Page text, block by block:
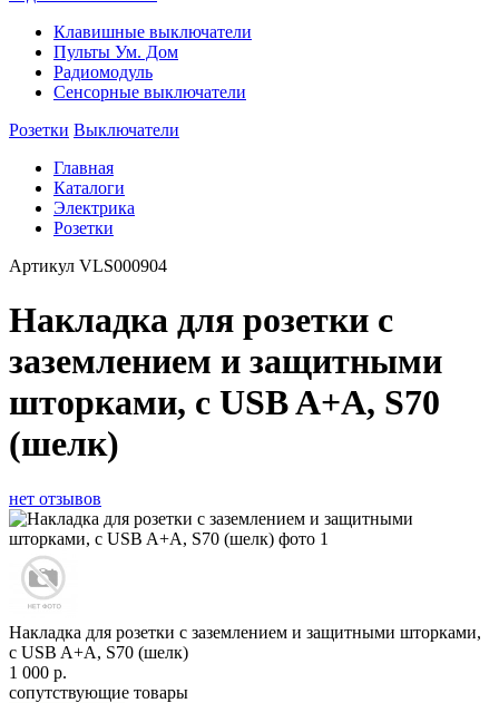
Клавишные выключатели
Пульты Ум. Дом
Радиомодуль
Сенсорные выключатели
Розетки Выключатели
Главная
Каталоги
Электрика
Розетки
Артикул VLS000904
Накладка для розетки с
заземлением и защитными
шторками, с USB A+A, S70
(шелк)
нет отзывов
Накладка для розетки с заземлением и защитными шторками,
с USB A+A, S70 (шелк)
1 000 р.
сопутствующие товары